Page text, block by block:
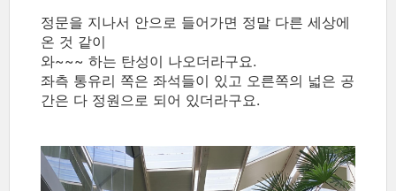
정문을 지나서 안으로 들어가면 정말 다른 세상에
온 것 같이
와~~~ 하는 탄성이 나오더라구요.
좌측 통유리 쪽은 좌석들이 있고 오른쪽의 넓은 공
간은 다 정원으로 되어 있더라구요.